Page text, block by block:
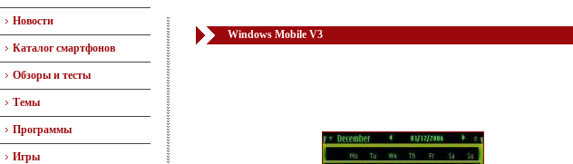
Новости
Каталог смартфонов
Обзоры и тесты
Темы
Программы
Игры
Windows Mobile V3